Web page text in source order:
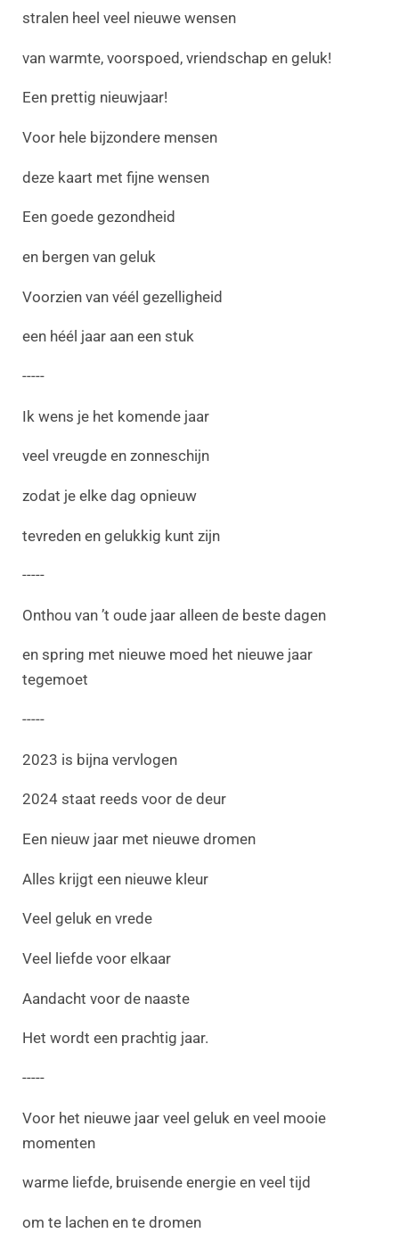
stralen heel veel nieuwe wensen
van warmte, voorspoed, vriendschap en geluk!
Een prettig nieuwjaar!
Voor hele bijzondere mensen
deze kaart met fijne wensen
Een goede gezondheid
en bergen van geluk
Voorzien van véél gezelligheid
een héél jaar aan een stuk
-----
Ik wens je het komende jaar
veel vreugde en zonneschijn
zodat je elke dag opnieuw
tevreden en gelukkig kunt zijn
-----
Onthou van ’t oude jaar alleen de beste dagen
en spring met nieuwe moed het nieuwe jaar
tegemoet
-----
2023 is bijna vervlogen
2024 staat reeds voor de deur
Een nieuw jaar met nieuwe dromen
Alles krijgt een nieuwe kleur
Veel geluk en vrede
Veel liefde voor elkaar
Aandacht voor de naaste
Het wordt een prachtig jaar.
-----
Voor het nieuwe jaar veel geluk en veel mooie
momenten
warme liefde, bruisende energie en veel tijd
om te lachen en te dromen